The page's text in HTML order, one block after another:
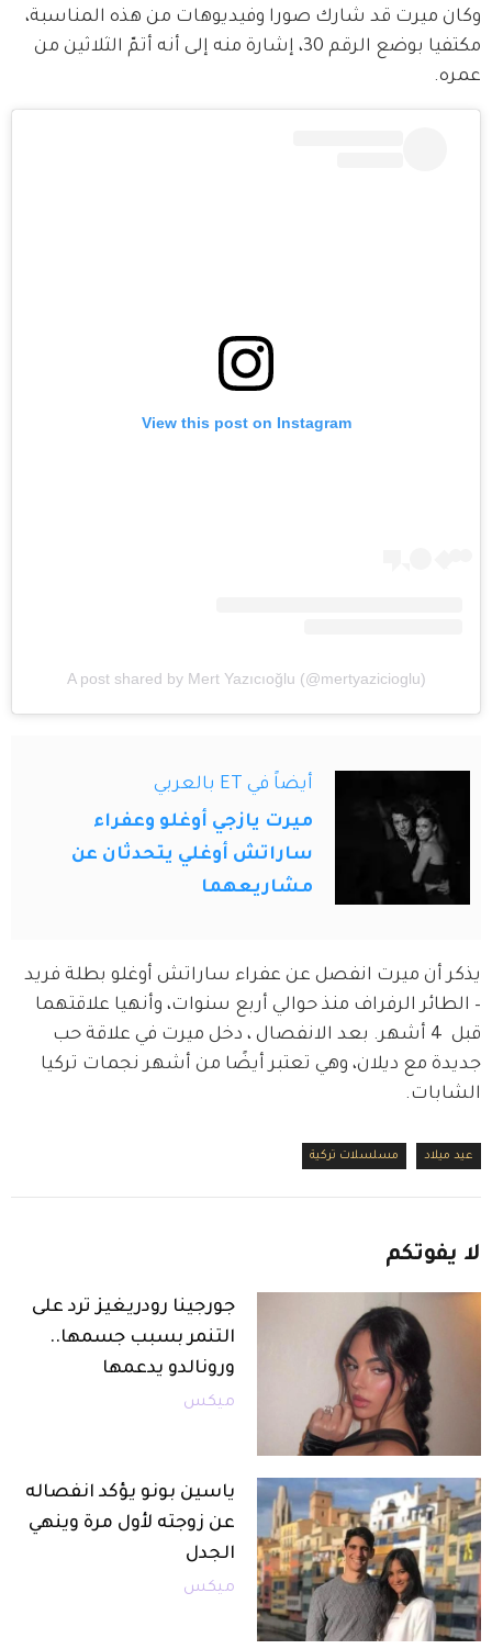
وكان ميرت قد شارك صورا وفيديوهات من هذه المناسبة،
مكتفيا بوضع الرقم 30، إشارة منه إلى أنه أتمّ الثلاثين من
عمره.
View this post on Instagram
A post shared by Mert Yazıcıoğlu (@mertyazicioglu)
أيضاً في ET بالعربي
ميرت يازجي أوغلو وعفراء
ساراتش أوغلي يتحدثان عن
مشاريعهما
يذكر أن ميرت انفصل عن عفراء ساراتش أوغلو بطلة فريد
– الطائر الرفراف منذ حوالي أربع سنوات، وأنهيا علاقتهما
قبل  4 أشهر. بعد الانفصال ، دخل ميرت في علاقة حب
جديدة مع ديلان، وهي تعتبر أيضًا من أشهر نجمات تركيا
الشابات.
عيد ميلاد مسلسلات تركية
لا يفوتكم
جورجينا رودريغيز ترد على
التنمر بسبب جسمها..
ورونالدو يدعمها
ميكس
ياسين بونو يؤكد انفصاله
عن زوجته لأول مرة وينهي
الجدل
ميكس